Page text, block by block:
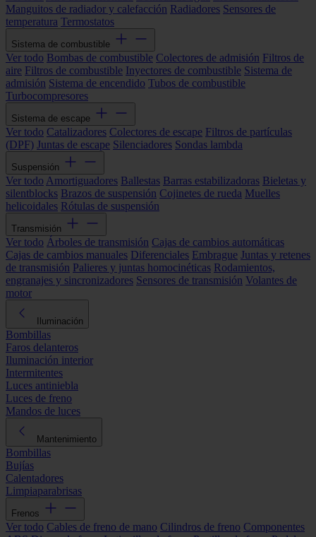
Manguitos de radiador y calefacción Radiadores Sensores de
temperatura Termostatos
Sistema de combustible
Ver todo Bombas de combustible Colectores de admisión Filtros de
aire Filtros de combustible Inyectores de combustible Sistema de
admisión Sistema de encendido Tubos de combustible
Turbocompresores
Sistema de escape
Ver todo Catalizadores Colectores de escape Filtros de partículas
(DPF) Juntas de escape Silenciadores Sondas lambda
Suspensión
Ver todo Amortiguadores Ballestas Barras estabilizadoras Bieletas y
silentblocks Brazos de suspensión Cojinetes de rueda Muelles
helicoidales Rótulas de suspensión
Transmisión
Ver todo Árboles de transmisión Cajas de cambios automáticas
Cajas de cambios manuales Diferenciales Embrague Juntas y retenes
de transmisión Palieres y juntas homocinéticas Rodamientos,
engranajes y sincronizadores Sensores de transmisión Volantes de
motor
Iluminación
Bombillas
Faros delanteros
Iluminación interior
Intermitentes
Luces antiniebla
Luces de freno
Mandos de luces
Mantenimiento
Bombillas
Bujías
Calentadores
Limpiaparabrisas
Frenos
Ver todo Cables de freno de mano Cilindros de freno Componentes